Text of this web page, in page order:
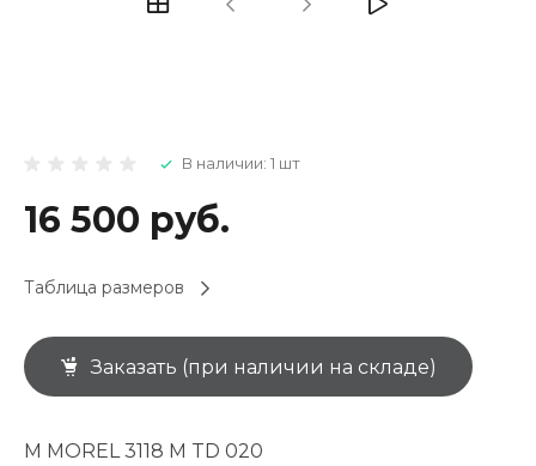
В наличии: 1 шт
16 500 руб.
Таблица размеров
Заказать (при наличии на складе)
M MOREL 3118 M TD 020